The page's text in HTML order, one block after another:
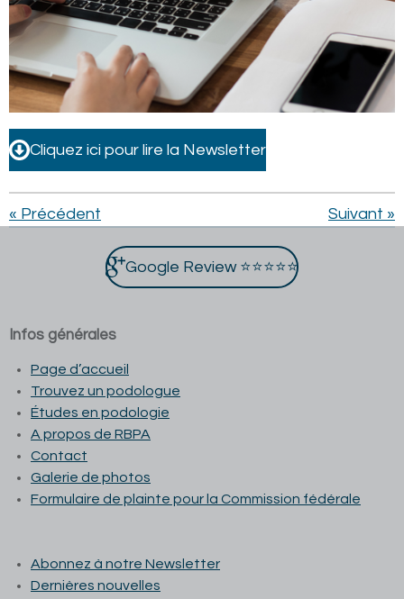
Cliquez ici pour lire la Newsletter
« Précédent Suivant »
Google Review ⭐⭐⭐⭐⭐
Infos générales
Page d’accueil
Trouvez un podologue
Études en podologie
A propos de RBPA
Contact
Galerie de photos
Formulaire de plainte pour la Commission fédérale
Abonnez à notre Newsletter
Dernières nouvelles